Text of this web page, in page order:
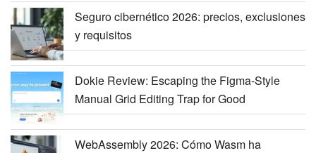
Seguro cibernético 2026: precios, exclusiones
y requisitos
Dokie Review: Escaping the Figma-Style
Manual Grid Editing Trap for Good
WebAssembly 2026: Cómo Wasm ha